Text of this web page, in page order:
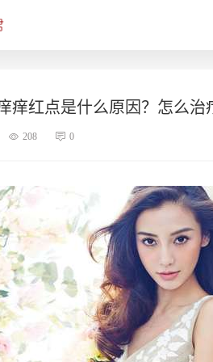
痒红点是什么原因？怎么治
208 0